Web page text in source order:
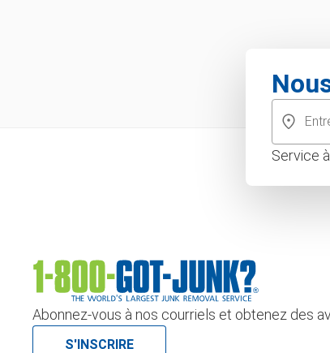
Service
Abonnez-vous à nos courriels et obtenez des
S'INSCRIRE